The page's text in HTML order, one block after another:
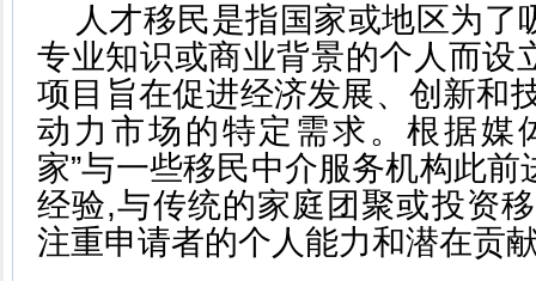
人才移民是指国家或地区为了
专业知识或商业背景的个人而设
项目旨在促进经济发展、创新和
动力市场的特定需求。根据媒
家”与一些移民中介服务机构此
经验,与传统的家庭团聚或投资
注重申请者的个人能力和潜在贡